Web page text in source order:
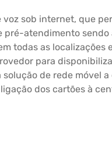
sob internet, que
pré-atendimento sendo
todas as localizações
para
de rede móvel
dos cartões à